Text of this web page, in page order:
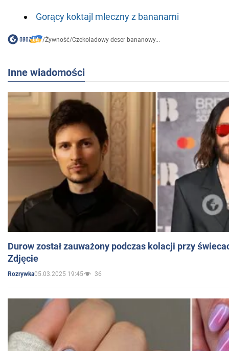
Gorący koktajl mleczny z bananami
/Żywność/Czekoladowy deser bananowy...
Inne wiadomości
Durow został zauważony podczas kolacji przy
Zdjęcie
Rozrywka05.03.2025 19:45 36